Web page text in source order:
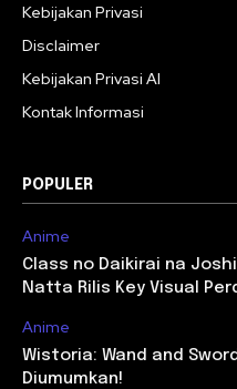
Kebijakan Privasi
Disclaimer
Kebijakan Privasi AI
Kontak Informasi
POPULER
Anime
Class no Daikirai na
Natta Rilis Key Visual
Anime
Wistoria: Wand and
Diumumkan!